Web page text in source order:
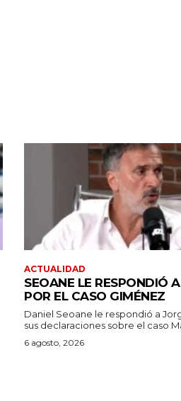
ACTUALIDAD
SEOANE LE RESPONDIÓ
POR EL CASO GIMÉNEZ
Daniel Seoane le respondió a
sus declaraciones sobre el caso
6 agosto, 2026